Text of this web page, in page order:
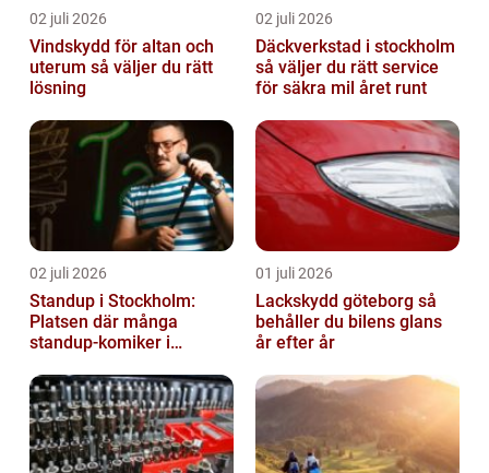
02 juli 2026
Vindskydd för altan och
uterum så väljer du rätt
lösning
02 juli 2026
Däckverkstad i stockholm
så väljer du rätt service
för säkra mil året runt
02 juli 2026
Standup i Stockholm:
Platsen där många
standup-komiker i
01 juli 2026
Lackskydd göteborg så
behåller du bilens glans
år efter år